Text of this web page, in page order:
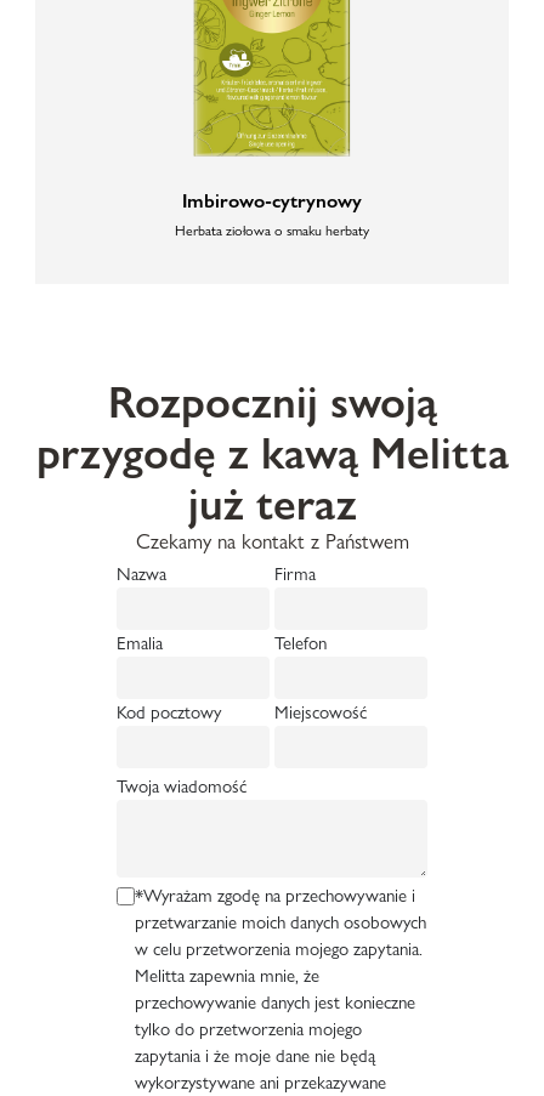
Imbirowo-cytrynowy
Herbata ziołowa o smaku herbaty
Rozpocznij swoją
przygodę z kawą Melitta
już teraz
Czekamy na kontakt z Państwem
Nazwa Firma
Emalia Telefon
Kod pocztowy Miejscowość
Twoja wiadomość
*Wyrażam zgodę na przechowywanie i
przetwarzanie moich danych osobowych
w celu przetworzenia mojego zapytania.
Melitta zapewnia mnie, że
przechowywanie danych jest konieczne
tylko do przetworzenia mojego
zapytania i że moje dane nie będą
wykorzystywane ani przekazywane